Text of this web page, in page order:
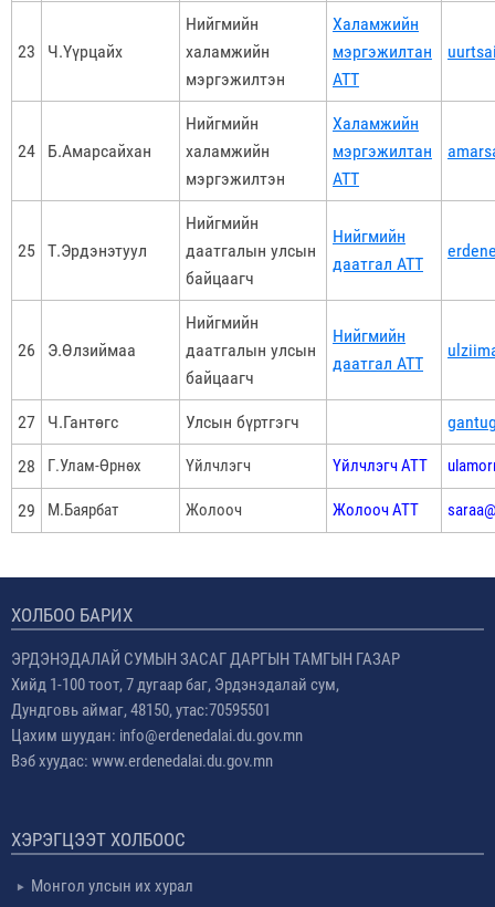
23 Ч.Үүрцайх
Нийгмийн
халамжийн
мэргэжилтэн
Халамжийн
мэргэжилтан
АТТ
24 Б.Амарсайхан
Нийгмийн
халамжийн
мэргэжилтэн
Халамжийн
мэргэжилтан
АТТ
25 Т.Эрдэнэтуул
Нийгмийн
даатгалын улсын
байцаагч
Нийгмийн
даатгал АТТ
26 Э.Өлзиймаа
Нийгмийн
даатгалын улсын
байцаагч
Нийгмийн
даатгал АТТ
27 Ч.Гантөгс Улсын бүртгэгч
28 Г.Улам-Өрнөх Үйлчлэгч Үйлчлэгч АТТ
29 М.Баярбат Жолооч Жолооч АТТ
ХОЛБОО БАРИХ
ЭРДЭНЭДАЛАЙ СУМЫН ЗАСАГ ДАРГЫН ТАМГЫН ГАЗАР
Хийд 1-100 тоот, 7 дугаар баг, Эрдэнэдалай сум,
Дундговь аймаг, 48150, утас:70595501
Цахим шуудан: info@erdenedalai.du.gov.mn
Вэб хуудас: www.erdenedalai.du.gov.mn
ХЭРЭГЦЭЭТ ХОЛБООС
Монгол улсын их хурал